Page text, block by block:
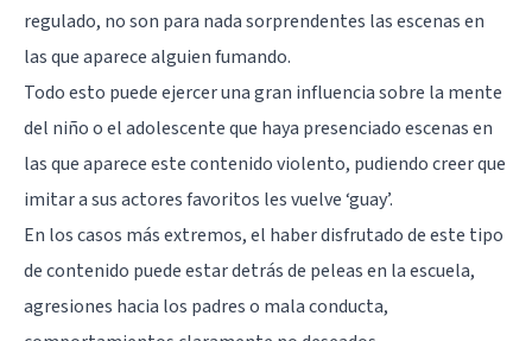
regulado, no son para nada sorprendentes las escenas en
las que aparece alguien fumando.
Todo esto puede ejercer una gran influencia sobre la mente
del niño o el adolescente que haya presenciado escenas en
las que aparece este contenido violento, pudiendo creer que
imitar a sus actores favoritos les vuelve ‘guay’.
En los casos más extremos, el haber disfrutado de este tipo
de contenido puede estar detrás de peleas en la escuela,
agresiones hacia los padres o mala conducta,